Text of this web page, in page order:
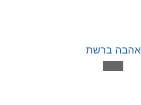
אהבה ברשת